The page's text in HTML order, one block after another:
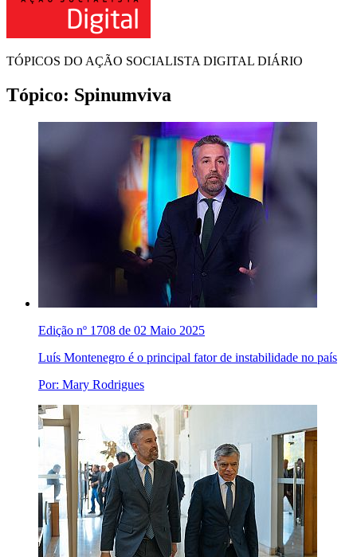
TÓPICOS DO AÇÃO SOCIALISTA DIGITAL DIÁRIO
Tópico: Spinumviva
Edição nº 1708 de 02 Maio 2025
Luís Montenegro é o principal fator de instabilidade no país
Por: Mary Rodrigues